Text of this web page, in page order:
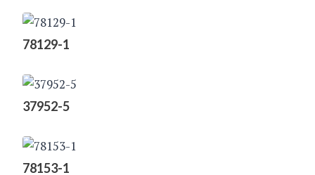
78129-1
37952-5
78153-1